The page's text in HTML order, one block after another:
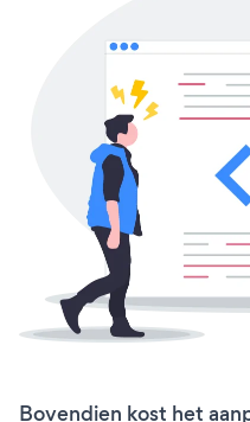
Bovendien kost het